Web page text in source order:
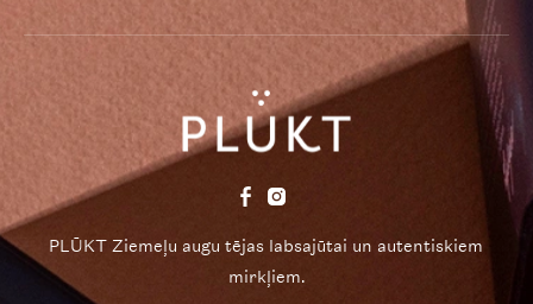
PLŪKT Ziemeļu augu tējas labsajūtai un autentiskiem
mirkļiem.